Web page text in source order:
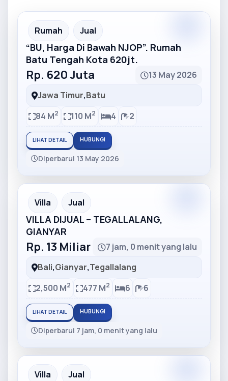
Partner Ad
Rumah Jual
“BU, Harga Di Bawah NJOP”. Rumah
Batu Tengah Kota 620jt.
Rp. 620 Juta
13 May 2026
Jawa Timur,Batu
84 M2 110 M2 4 2
LIHAT DETAIL HUBUNGI
Diperbarui 13 May 2026
Partner Ad
Villa Jual
VILLA DIJUAL – TEGALLALANG,
GIANYAR
Rp. 13 Miliar
7 jam, 0 menit yang lalu
Bali,Gianyar,Tegallalang
2,500 M2 477 M2 6 6
LIHAT DETAIL HUBUNGI
Diperbarui 7 jam, 0 menit yang lalu
Partner Ad
Villa Jual